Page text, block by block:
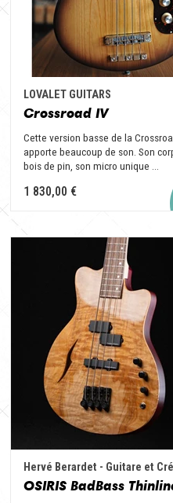
LOVALET GUITARS
Crossroad IV
Cette version basse de la
apporte beaucoup de son. Son
bois de pin, son micro unique ...
1 830,00 €
Hervé Berardet - Guitare et
OSIRIS BadBass